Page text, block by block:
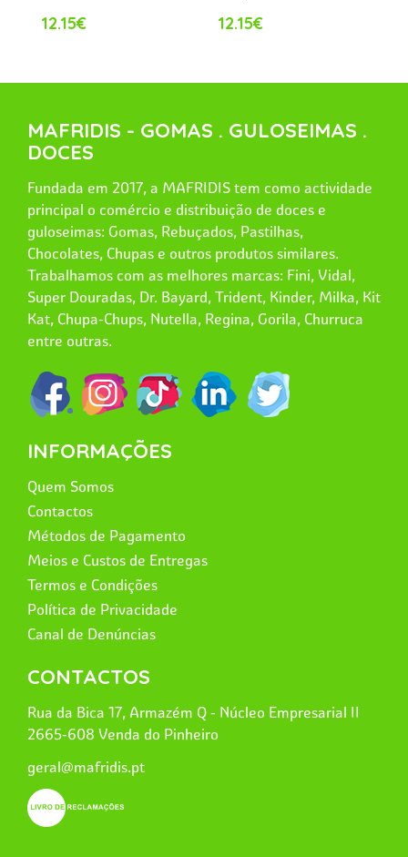
12.15€ 12.15€
MAFRIDIS - GOMAS . GULOSEIMAS .
DOCES
Fundada em 2017, a MAFRIDIS tem como actividade
principal o comércio e distribuição de doces e
guloseimas: Gomas, Rebuçados, Pastilhas,
Chocolates, Chupas e outros produtos similares.
Trabalhamos com as melhores marcas: Fini, Vidal,
Super Douradas, Dr. Bayard, Trident, Kinder, Milka, Kit
Kat, Chupa-Chups, Nutella, Regina, Gorila, Churruca
entre outras.
INFORMAÇÕES
Quem Somos
Contactos
Métodos de Pagamento
Meios e Custos de Entregas
Termos e Condições
Política de Privacidade
Canal de Denúncias
CONTACTOS
Rua da Bica 17, Armazém Q - Núcleo Empresarial II
2665-608 Venda do Pinheiro
geral@mafridis.pt